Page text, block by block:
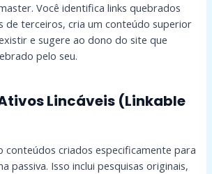
Você identifica links quebrados
de terceiros, cria um conteúdo superior
e sugere ao dono do site que
pelo seu.
Lincáveis (Linkable
conteúdos criados especificamente para
passiva. Isso inclui pesquisas originais,